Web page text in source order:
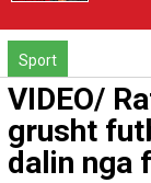
Sport
VIDEO/
grusht
dalin nga